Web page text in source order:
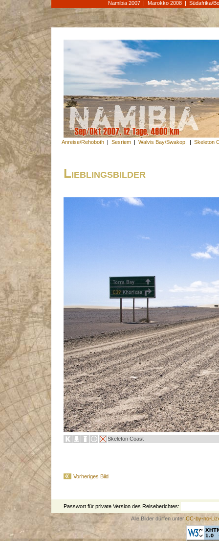
Namibia 2007| Marokko 2008| Südafrika/
Anreise/Rehoboth| Sesriem| Walvis Bay/Swakop. | Skeleton
Lieblingsbilder
Skeleton Coast
Vorheriges Bild
Passwort für private Version des Reiseberichtes:
Alle Bilder dürfen unter CC-by-nc-